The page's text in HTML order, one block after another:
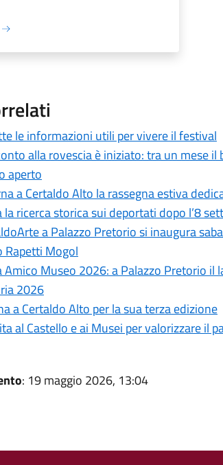
le informazioni utili per vivere il festival
alla rovescia è iniziato: tra un mese
aperto
a Certaldo Alto la rassegna estiva
la ricerca storica sui deportati dopo l’8
a Palazzo Pretorio si inaugura
Rapetti Mogol
Amico Museo 2026: a Palazzo Pretorio il
2026
a Certaldo Alto per la sua terza edizione
al Castello e ai Musei per valorizzare il
: 19 maggio 2026, 13:04